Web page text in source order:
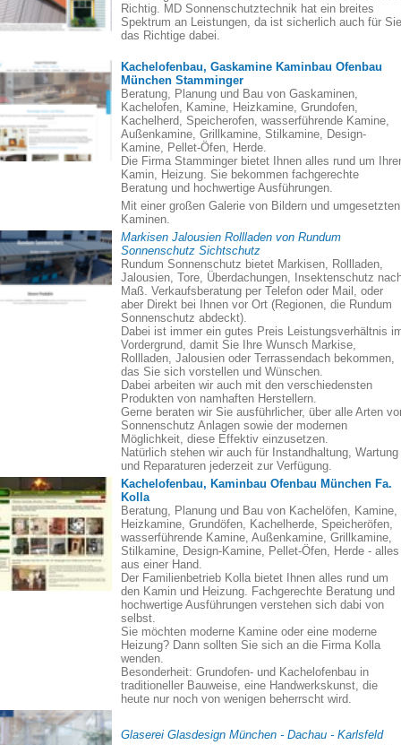
Richtig. MD Sonnenschutztechnik hat ein breites
Spektrum an Leistungen, da ist sicherlich auch für Sie
das Richtige dabei.
Kachelofenbau, Gaskamine Kaminbau Ofenbau
München Stamminger
Beratung, Planung und Bau von Gaskaminen,
Kachelofen, Kamine, Heizkamine, Grundofen,
Kachelherd, Speicherofen, wasserführende Kamine,
Außenkamine, Grillkamine, Stilkamine, Design-
Kamine, Pellet-Öfen, Herde.
Die Firma Stamminger bietet Ihnen alles rund um
Kamin, Heizung. Sie bekommen fachgerechte
Beratung und hochwertige Ausführungen.
Mit einer großen Galerie von Bildern und umgesetzten
Kaminen.
Markisen Jalousien Rollladen von Rundum
Sonnenschutz Sichtschutz
Rundum Sonnenschutz bietet Markisen, Rollladen,
Jalousien, Tore, Überdachungen, Insektenschutz
Maß. Verkaufsberatung per Telefon oder Mail, oder
aber Direkt bei Ihnen vor Ort (Regionen, die Rundum
Sonnenschutz abdeckt).
Dabei ist immer ein gutes Preis Leistungsverhältnis
Vordergrund, damit Sie Ihre Wunsch Markise,
Rollladen, Jalousien oder Terrassendach bekommen,
das Sie sich vorstellen und Wünschen.
Dabei arbeiten wir auch mit den verschiedensten
Produkten von namhaften Herstellern.
Gerne beraten wir Sie ausführlicher, über alle Arten
Sonnenschutz Anlagen sowie der modernen
Möglichkeit, diese Effektiv einzusetzen.
Natürlich stehen wir auch für Instandhaltung, Wartung
und Reparaturen jederzeit zur Verfügung.
Kachelofenbau, Kaminbau Ofenbau München Fa.
Kolla
Beratung, Planung und Bau von Kachelöfen, Kamine,
Heizkamine, Grundöfen, Kachelherde, Speicheröfen,
wasserführende Kamine, Außenkamine, Grillkamine,
Stilkamine, Design-Kamine, Pellet-Öfen, Herde - alles
aus einer Hand.
Der Familienbetrieb Kolla bietet Ihnen alles rund um
den Kamin und Heizung. Fachgerechte Beratung und
hochwertige Ausführungen verstehen sich dabi von
selbst.
Sie möchten moderne Kamine oder eine moderne
Heizung? Dann sollten Sie sich an die Firma Kolla
wenden.
Besonderheit: Grundofen- und Kachelofenbau in
traditioneller Bauweise, eine Handwerkskunst, die
heute nur noch von wenigen beherrscht wird.
Glaserei Glasdesign München - Dachau - Karlsfeld